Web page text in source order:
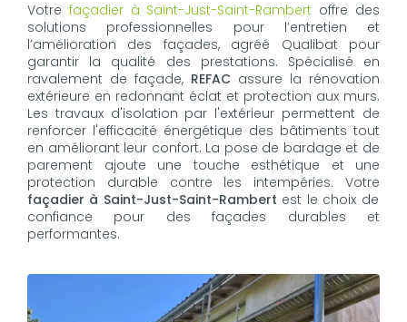
Votre façadier à Saint-Just-Saint-Rambert offre des
solutions professionnelles pour l’entretien et
l’amélioration des façades, agréé Qualibat pour
garantir la qualité des prestations. Spécialisé en
ravalement de façade, REFAC assure la rénovation
extérieure en redonnant éclat et protection aux murs.
Les travaux d'isolation par l'extérieur permettent de
renforcer l'efficacité énergétique des bâtiments tout
en améliorant leur confort. La pose de bardage et de
parement ajoute une touche esthétique et une
protection durable contre les intempéries. Votre
façadier à Saint-Just-Saint-Rambert est le choix de
confiance pour des façades durables et
performantes.